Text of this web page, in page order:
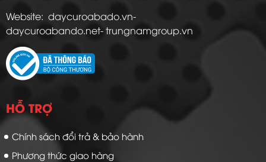
Website: daycuroabado.vn-
daycuroabando.net- trungnamgroup.vn
HỖ TRỢ
Chính sách đổi trả & bảo hành
Phương thức giao hàng